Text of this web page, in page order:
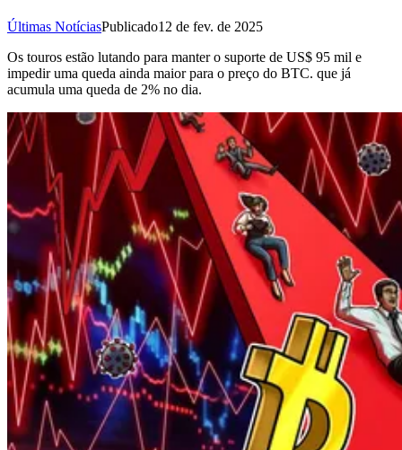
Últimas NotíciasPublicado12 de fev. de 2025
Os touros estão lutando para manter o suporte de US$ 95 mil e
impedir uma queda ainda maior para o preço do BTC. que já
acumula uma queda de 2% no dia.